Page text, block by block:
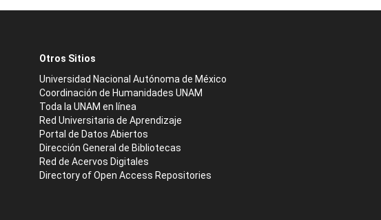
Otros Sitios
Universidad Nacional Autónoma de México
Coordinación de Humanidades UNAM
Toda la UNAM en línea
Red Universitaria de Aprendizaje
Portal de Datos Abiertos
Dirección General de Bibliotecas
Red de Acervos Digitales
Directory of Open Access Repositories